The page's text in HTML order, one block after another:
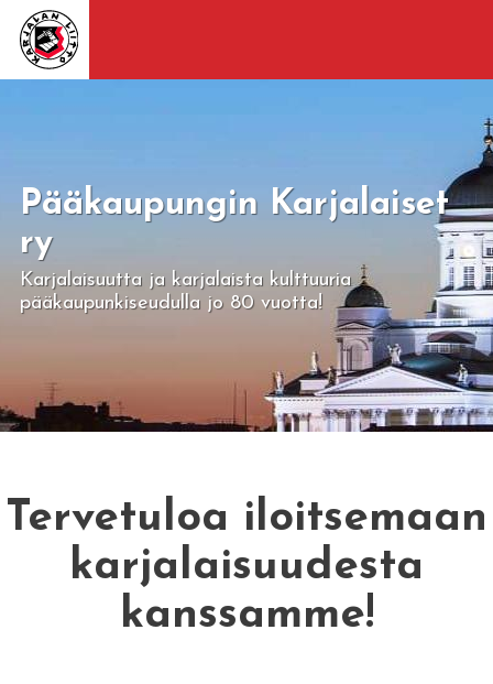
Pääkaupungin Karjalaiset
ry
Karjalaisuutta ja karjalaista kulttuuria
pääkaupunkiseudulla jo 80 vuotta!
Tervetuloa iloitsemaan
karjalaisuudesta
kanssamme!